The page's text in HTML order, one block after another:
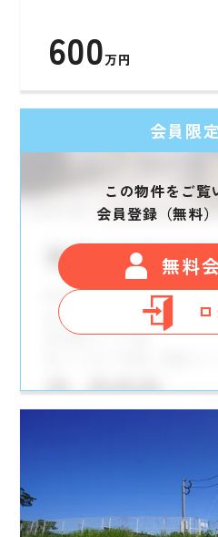
600万円
会員限
この物件をご覧
会員登録（無料
無料